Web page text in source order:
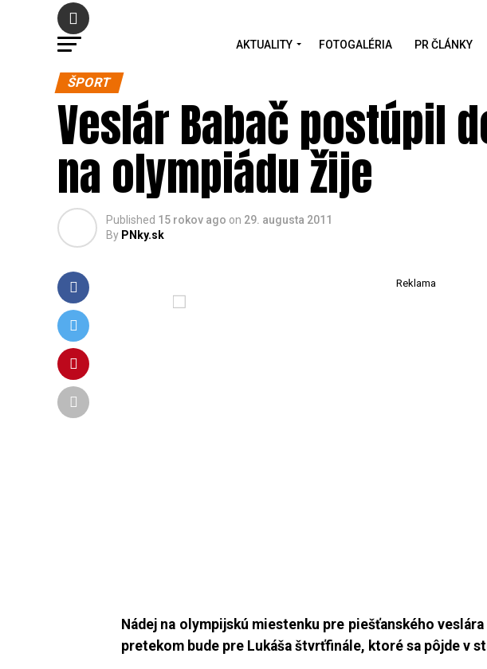
AKTUALITY FOTOGALÉRIA PR ČLÁNKY
ŠPORT
Veslár Babač postúpil
na olympiádu žije
Published 15 rokov ago on 29. augusta 2011
By PNky.sk
Reklama
Nádej na olympijskú miestenku pre piešťanského
pretekom bude pre Lukáša štvrťfinále, ktoré sa pôjde v